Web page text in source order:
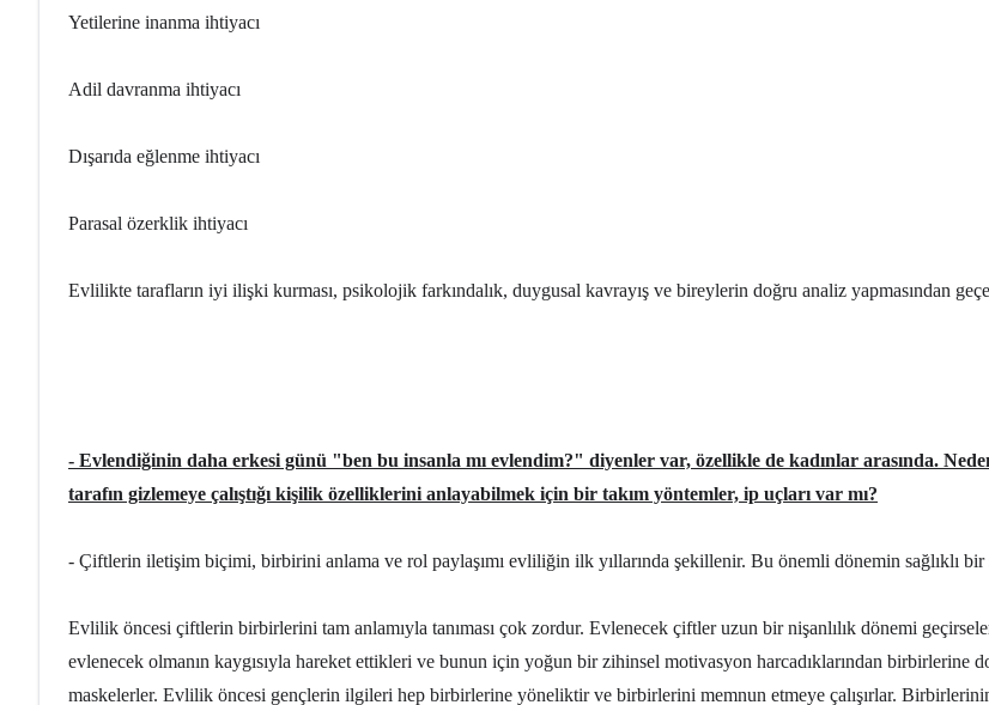
Yetilerine inanma ihtiyacı
Adil davranma ihtiyacı
Dışarıda eğlenme ihtiyacı
Parasal özerklik ihtiyacı
Evlilikte tarafların iyi ilişki kurması, psikolojik farkındalık, duygusal kavrayış ve bireylerin doğru analiz yapmasından
- Evlendiğinin daha erkesi günü "ben bu insanla mı evlendim?" diyenler var, özellikle de kadınlar arasında.
tarafın gizlemeye çalıştığı kişilik özelliklerini anlayabilmek için bir takım yöntemler, ip uçları var mı?
- Çiftlerin iletişim biçimi, birbirini anlama ve rol paylaşımı evliliğin ilk yıllarında şekillenir. Bu önemli dönemin sağlıklı bir
Evlilik öncesi çiftlerin birbirlerini tam anlamıyla tanıması çok zordur. Evlenecek çiftler uzun bir nişanlılık dönemi
evlenecek olmanın kaygısıyla hareket ettikleri ve bunun için yoğun bir zihinsel motivasyon harcadıklarından birbirlerine
maskelerler. Evlilik öncesi gençlerin ilgileri hep birbirlerine yöneliktir ve birbirlerini memnun etmeye çalışırlar.